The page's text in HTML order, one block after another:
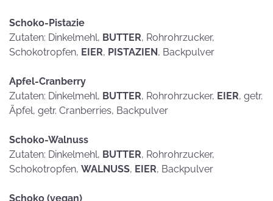
Schoko-Pistazie
Zutaten: Dinkelmehl, BUTTER, Rohrohrzucker,
Schokotropfen, EIER, PISTAZIEN, Backpulver
Apfel-Cranberry
Zutaten: Dinkelmehl, BUTTER, Rohrohrzucker, EIER, getr.
Äpfel, getr. Cranberries, Backpulver
Schoko-Walnuss
Zutaten: Dinkelmehl, BUTTER, Rohrohrzucker,
Schokotropfen, WALNUSS, EIER, Backpulver
Schoko (vegan)